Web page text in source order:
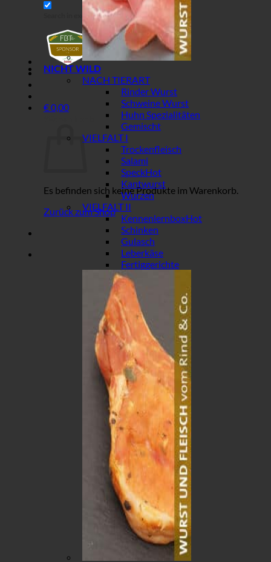
Search in excerpt
€0,00
Es befinden sich keine Produkte im Warenkorb.
Zurück zum Shop
NICHT WILD
NACH TIERART
Rinder Wurst
Schweine Wurst
Huhn Spezialitäten
Gemischt
VIELFALT I
Trockenfleisch
Salami
Speck
Kantwurst
Wurzen
VIELFALT II
Kennenlernbox
Schinken
Gulasch
Leberkäse
Fertiggerichte